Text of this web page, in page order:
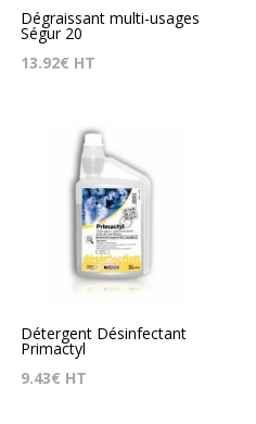
Dégraissant multi-usages
Ségur 20
13.92€ HT
Détergent Désinfectant
Primactyl
9.43€ HT